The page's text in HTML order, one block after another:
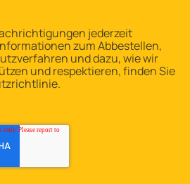
jederzeit
zum Abbestellen,
und dazu, wie wir
und respektieren, finden Sie